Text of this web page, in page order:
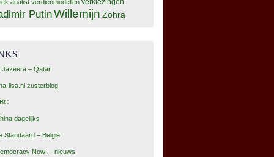
analist verdienmodellen verkiezingen
PutinWillemijn Zohra
Jazeera – Qatar
lisa.nl zusterblog
dagelijks
Standaard – België
Now! – nieuws